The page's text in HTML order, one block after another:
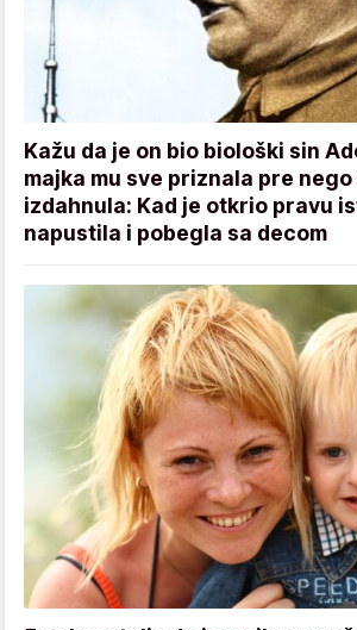
Kažu da je on bio biološki sin
majka mu sve priznala pre nego
izdahnula: Kad je otkrio pravu
napustila i pobegla sa decom